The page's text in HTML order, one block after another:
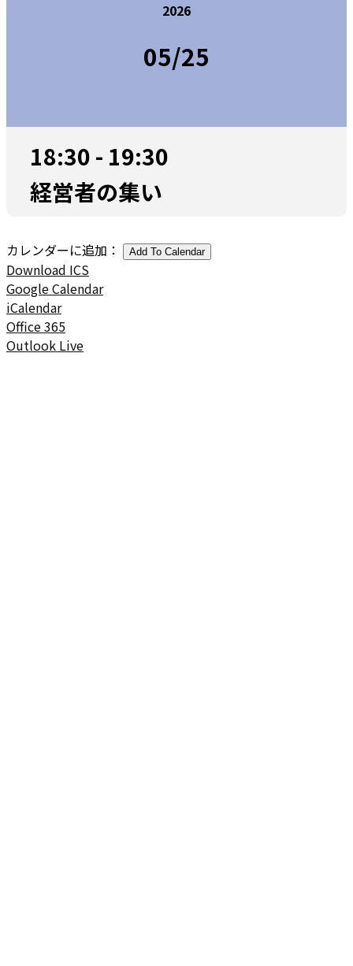
2026
05/25
18:30 - 19:30
経営者の集い
カレンダーに追加： Add To Calendar
Download ICS
Google Calendar
iCalendar
Office 365
Outlook Live